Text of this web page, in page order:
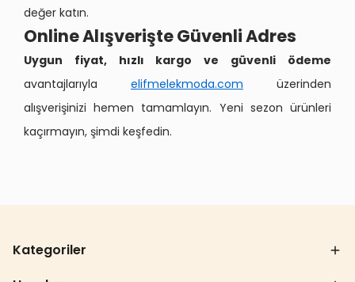
değer katın.
Online Alışverişte Güvenli Adres
Uygun fiyat, hızlı kargo ve güvenli ödeme
avantajlarıyla elifmelekmoda.com üzerinden
alışverişinizi hemen tamamlayın. Yeni sezon ürünleri
kaçırmayın, şimdi keşfedin.
Kategoriler